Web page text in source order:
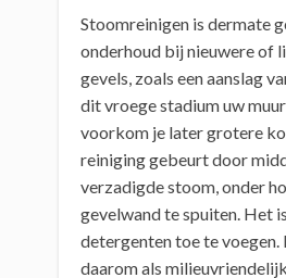
Stoomreinigen is dermate
onderhoud bij nieuwere of
gevels, zoals een aanslag
dit vroege stadium uw
voorkom je later grotere
reiniging gebeurt door
verzadigde stoom, onder
gevelwand te spuiten. Het
detergenten toe te voegen.
daarom als